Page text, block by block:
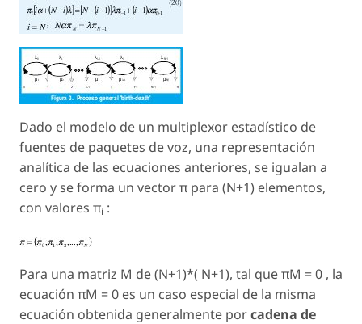
Dado el modelo de un multiplexor estadístico de
fuentes de paquetes de voz, una representación
analítica de las ecuaciones anteriores, se igualan a
cero y se forma un vector π para (N+1) elementos,
con valores πi :
Para una matriz M de (N+1)*( N+1), tal queπM = 0 , la
ecuación πM = 0 es un caso especial de la misma
ecuación obtenida generalmente porcadena de